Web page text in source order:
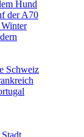
Hund
der A70
Schweiz